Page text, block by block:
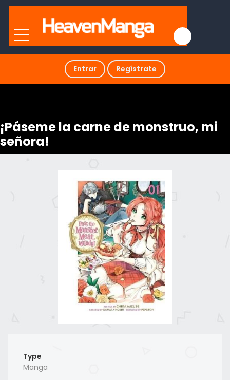
Entrar Regístrate
¡Páseme la carne de monstruo, mi
señora!
Type
Manga